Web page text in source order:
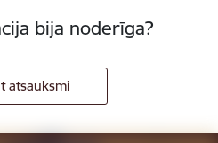
bija noderīga?
atsauksmi